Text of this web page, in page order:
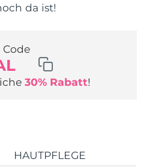
da ist!
30% Rabatt!
HAUTPFLEGE
Bestseller
Erwartete Lieferung
Erwartete Lieferung